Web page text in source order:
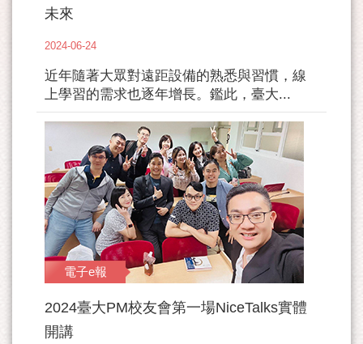
未來
2024-06-24
近年隨著大眾對遠距設備的熟悉與習慣，線
上學習的需求也逐年增長。鑑此，臺大...
電子e報
2024臺大PM校友會第一場NiceTalks實體
開講